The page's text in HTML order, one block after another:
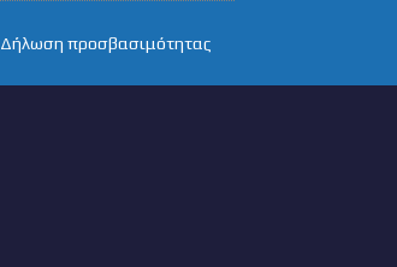
Δήλωση προσβασιμότητας